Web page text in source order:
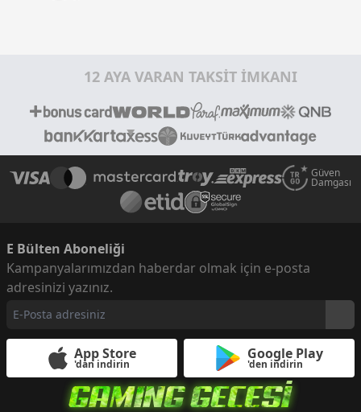
12 AYA VARAN TAKSİT İMKANI
Güven
Damgası
E Bülten Aboneliği
Kampanyalarımızdan haberdar olmak için e-posta
adresinizi yazınız.
App Store
'dan indirin
Google Play
'den indirin